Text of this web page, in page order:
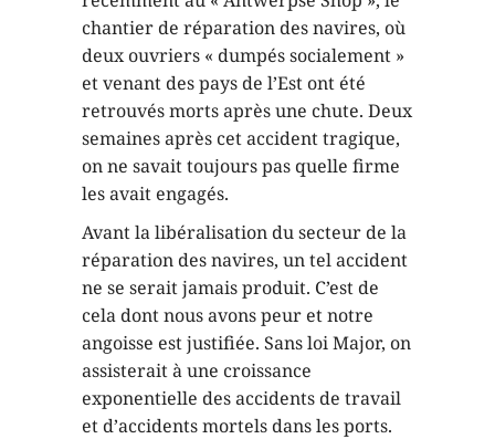
chantier de réparation des navires, où
deux ouvriers « dumpés socialement »
et venant des pays de l’Est ont été
retrouvés morts après une chute. Deux
semaines après cet accident tragique,
on ne savait toujours pas quelle firme
les avait engagés.
Avant la libéralisation du secteur de la
réparation des navires, un tel accident
ne se serait jamais produit. C’est de
cela dont nous avons peur et notre
angoisse est justifiée. Sans loi Major, on
assisterait à une croissance
exponentielle des accidents de travail
et d’accidents mortels dans les ports.